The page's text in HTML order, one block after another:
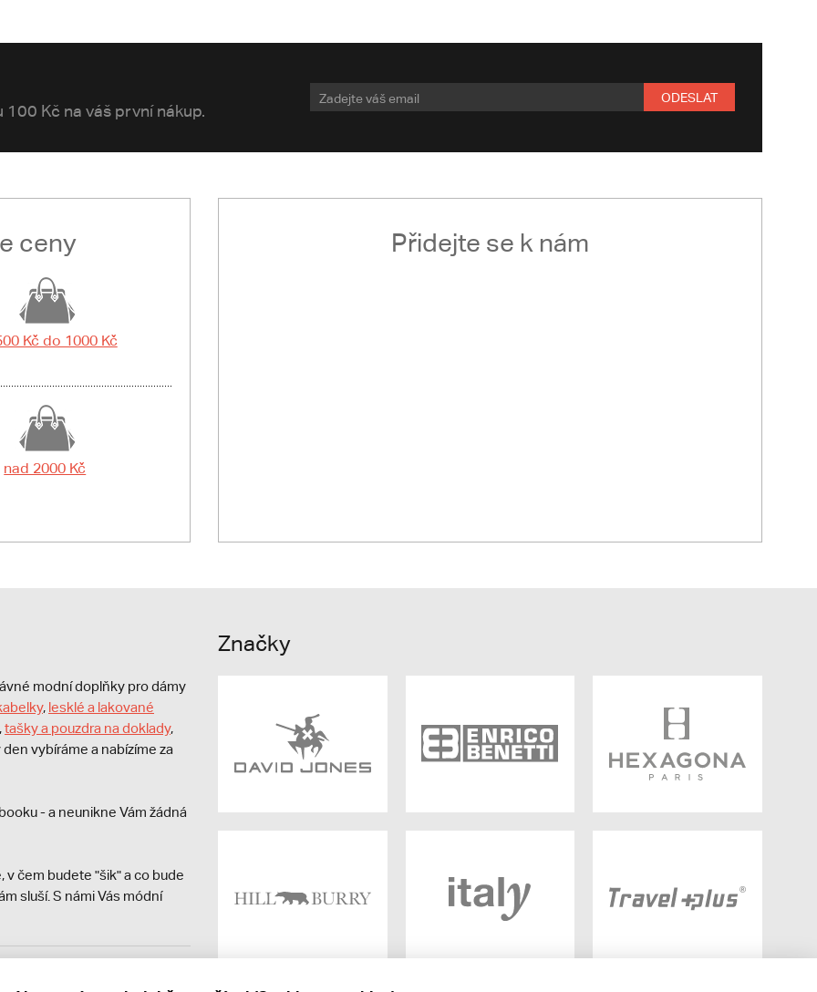
Kč na váš první nákup.
ODESLAT
ceny
Kč do 1000 Kč
nad 2000 Kč
Přidejte se k nám
modní doplňky pro dámy
, lesklé a lakované
,tašky a pouzdra na doklady,
vybíráme a nabízíme za
- a neunikne Vám žádná
v čem budete "šik" a co bude
sluší. S námi Vás módní
Značky